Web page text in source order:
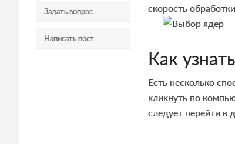
Задать вопрос
Написать пост
скорость
Как
Есть несколько
кликнуть по
следует перейти в